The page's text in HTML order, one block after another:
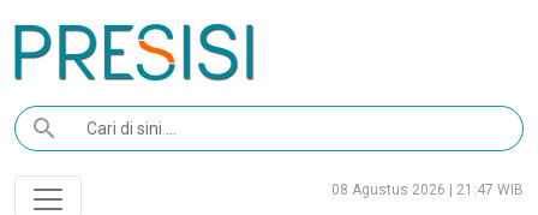
search
08 Agustus 2026 | 21:47 WIB